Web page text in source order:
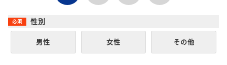
性別
男性 女性 その他